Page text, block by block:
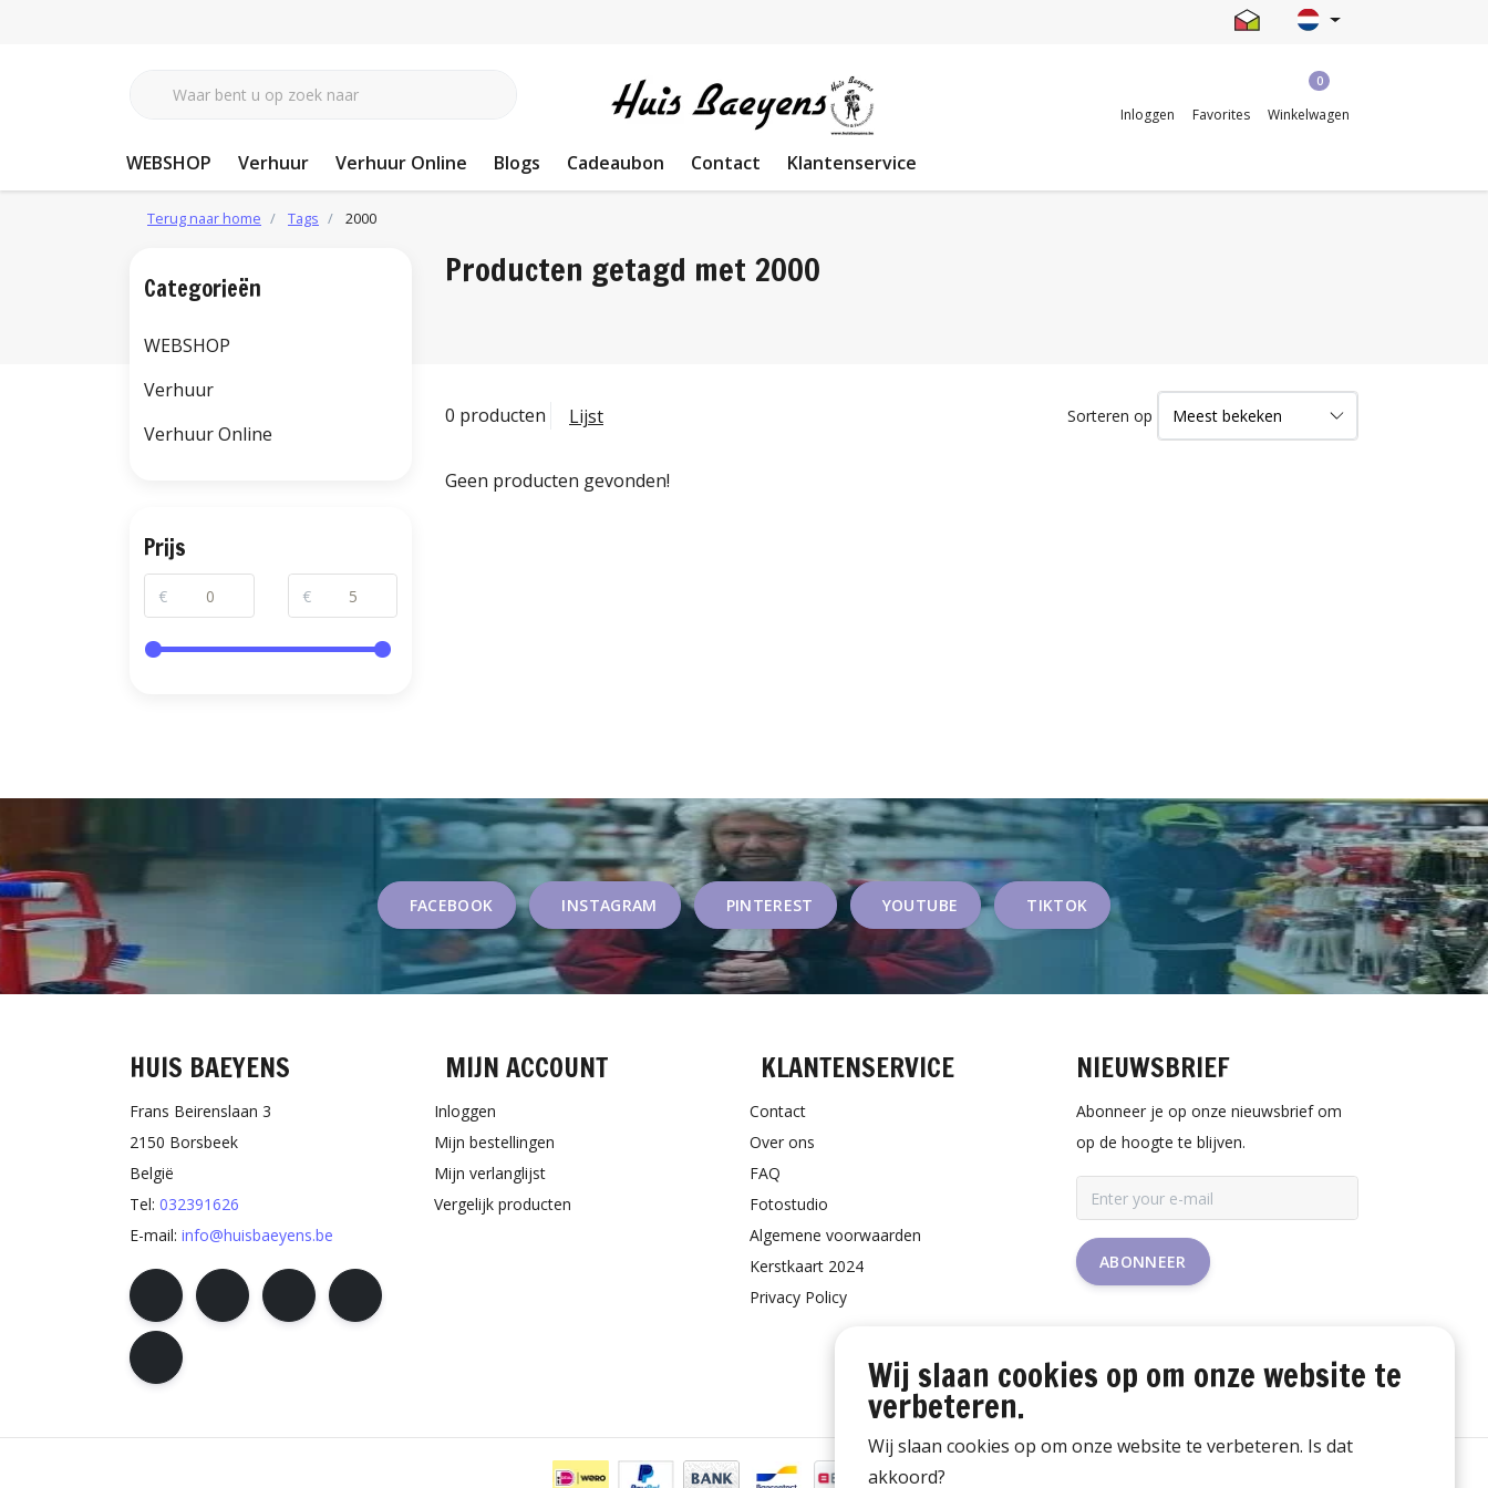
Inloggen Favorites
0
Winkelwagen
WEBSHOP Verhuur Verhuur Online Blogs Cadeaubon Contact Klantenservice
Terug naar home Tags 2000
Producten getagd met 2000
0 producten Lijst Sorteren op
Geen producten gevonden!
Categorieën
WEBSHOP
Verhuur
Verhuur Online
Prijs
€ €
FACEBOOK INSTAGRAM PINTEREST YOUTUBE TIKTOK
HUIS BAEYENS
Frans Beirenslaan 3
2150 Borsbeek
België
Tel: 032391626
E-mail: info@huisbaeyens.be
MIJN ACCOUNT
Inloggen
Mijn bestellingen
Mijn verlanglijst
Vergelijk producten
KLANTENSERVICE
Contact
Over ons
FAQ
Fotostudio
Algemene voorwaarden
Kerstkaart 2024
Privacy Policy
NIEUWSBRIEF
Abonneer je op onze nieuwsbrief om
op de hoogte te blijven.
ABONNEER
Wij slaan cookies op om onze website te
verbeteren.
Wij slaan cookies op om onze website te verbeteren. Is dat
akkoord?